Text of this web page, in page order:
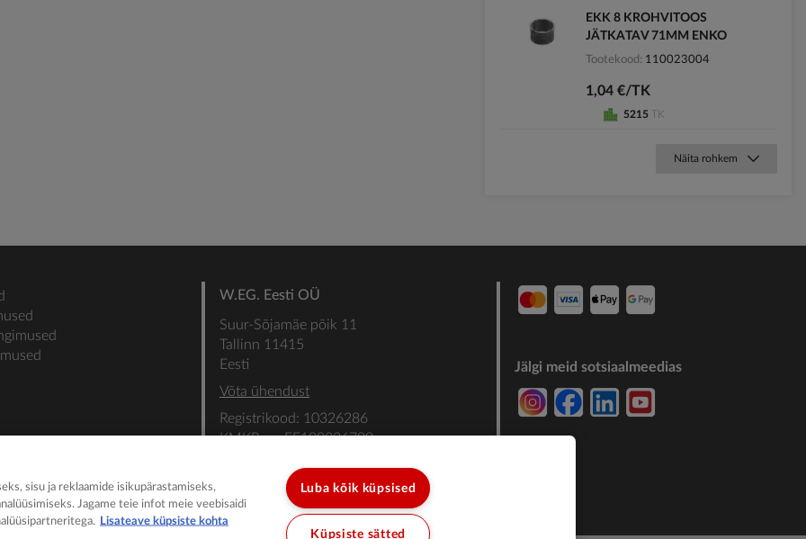
EKK 8 KROHVITOOS
JÄTKATAV 71MM ENKO
Tootekood 110023004
1,04 €/TK
5215 TK
Näita rohkem
W.EG. Eesti OÜ
Suur-Sõjamäe põik 11
Tallinn 11415
Eesti
Võta ühendust
Registrikood: 10326286
KMKR nr: EE100336700
SWIFT: EEUHEE2X
Jälgi meid sotsiaalmeedias
sisu ja reklaamide isikupärastamiseks,
Jagame teie infot meie veebisaidi
Lisateave küpsiste kohta
Luba kõik küpsised
Küpsiste sätted